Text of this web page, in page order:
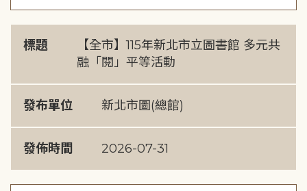
標題
【全市】115年新北市立圖書館 多元共
融「閱」平等活動
發布單位 新北市圖(總館)
發佈時間 2026-07-31